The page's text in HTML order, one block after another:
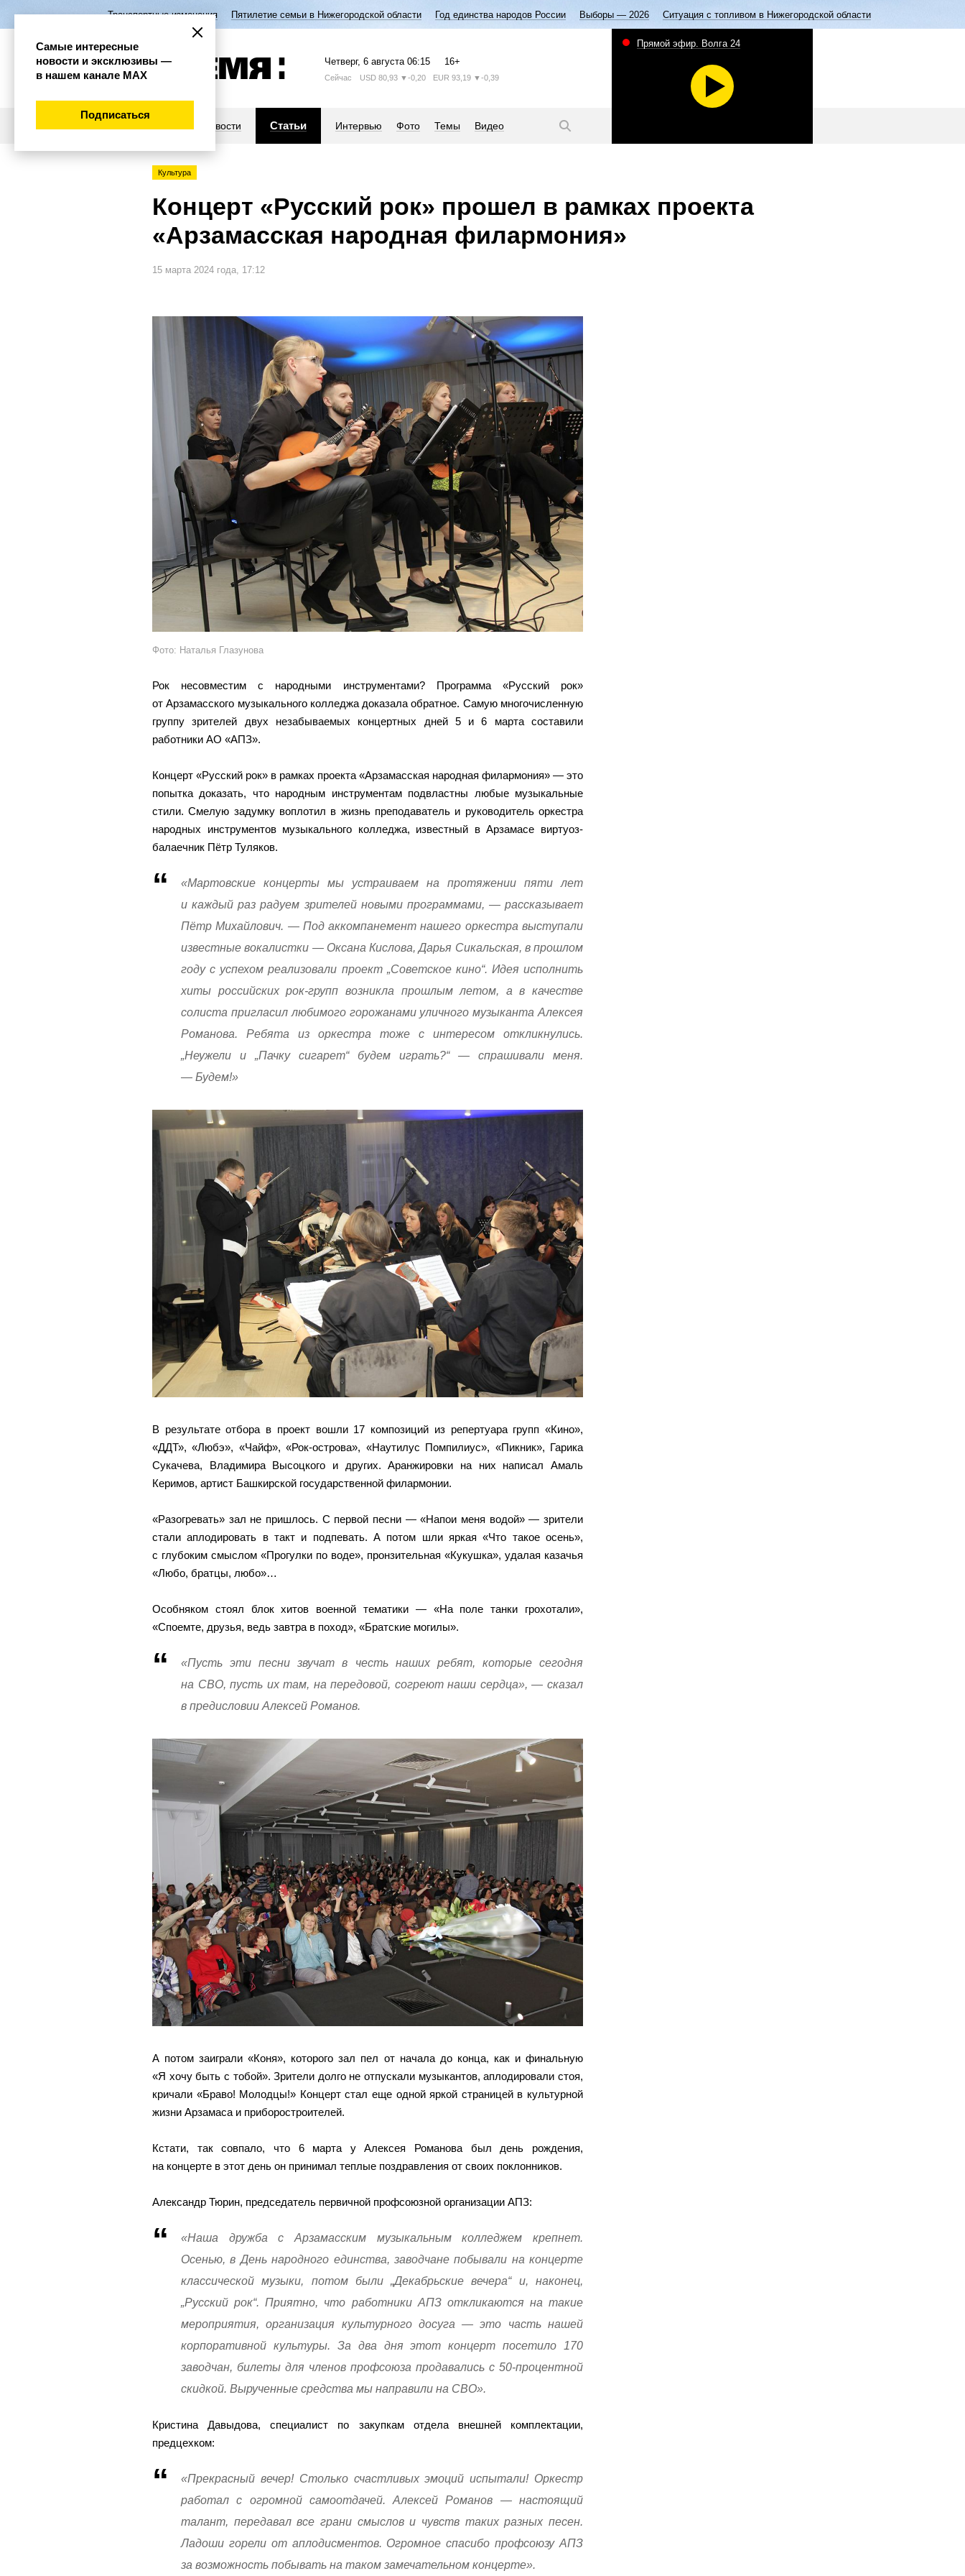
Транспортные изменения Пятилетие семьи в Нижегородской области Год единства народов России Выборы — 2026 Ситуация с топливом в Нижегородской области
Четверг, 6 августа 06:15 16+
Сейчас USD 80,93 ▼-0,20 EUR 93,19 ▼-0,39
Новости Статьи Интервью Фото Темы Видео
Прямой эфир. Волга 24
Культура
Концерт «Русский рок» прошел в рамках проекта
«Арзамасская народная филармония»
15 марта 2024 года, 17:12
Фото: Наталья Глазунова
Рок несовместим с народными инструментами? Программа «Русский рок»
от Арзамасского музыкального колледжа доказала обратное. Самую многочисленную
группу зрителей двух незабываемых концертных дней 5 и 6 марта составили
работники АО «АПЗ».
Концерт «Русский рок» в рамках проекта «Арзамасская народная филармония» — это
попытка доказать, что народным инструментам подвластны любые музыкальные
стили. Смелую задумку воплотил в жизнь преподаватель и руководитель оркестра
народных инструментов музыкального колледжа, известный в Арзамасе виртуоз-
балаечник Пётр Туляков.
«Мартовские концерты мы устраиваем на протяжении пяти лет
и каждый раз радуем зрителей новыми программами, — рассказывает
Пётр Михайлович. — Под аккомпанемент нашего оркестра выступали
известные вокалистки — Оксана Кислова, Дарья Сикальская, в прошлом
году с успехом реализовали проект „Советское кино“. Идея исполнить
хиты российских рок-групп возникла прошлым летом, а в качестве
солиста пригласил любимого горожанами уличного музыканта Алексея
Романова. Ребята из оркестра тоже с интересом откликнулись.
„Неужели и „Пачку сигарет“ будем играть?“ — спрашивали меня.
— Будем!»
В результате отбора в проект вошли 17 композиций из репертуара групп «Кино»,
«ДДТ», «Любэ», «Чайф», «Рок-острова», «Наутилус Помпилиус», «Пикник», Гарика
Сукачева, Владимира Высоцкого и других. Аранжировки на них написал Амаль
Керимов, артист Башкирской государственной филармонии.
«Разогревать» зал не пришлось. С первой песни — «Напои меня водой» — зрители
стали аплодировать в такт и подпевать. А потом шли яркая «Что такое осень»,
с глубоким смыслом «Прогулки по воде», пронзительная «Кукушка», удалая казачья
«Любо, братцы, любо»…
Особняком стоял блок хитов военной тематики — «На поле танки грохотали»,
«Споемте, друзья, ведь завтра в поход», «Братские могилы».
«Пусть эти песни звучат в честь наших ребят, которые сегодня
на СВО, пусть их там, на передовой, согреют наши сердца», — сказал
в предисловии Алексей Романов.
А потом заиграли «Коня», которого зал пел от начала до конца, как и финальную
«Я хочу быть с тобой». Зрители долго не отпускали музыкантов, аплодировали стоя,
кричали «Браво! Молодцы!» Концерт стал еще одной яркой страницей в культурной
жизни Арзамаса и приборостроителей.
Кстати, так совпало, что 6 марта у Алексея Романова был день рождения,
на концерте в этот день он принимал теплые поздравления от своих поклонников.
Александр Тюрин, председатель первичной профсоюзной организации АПЗ:
«Наша дружба с Арзамасским музыкальным колледжем крепнет.
Осенью, в День народного единства, заводчане побывали на концерте
классической музыки, потом были „Декабрьские вечера“ и, наконец,
„Русский рок“. Приятно, что работники АПЗ откликаются на такие
мероприятия, организация культурного досуга — это часть нашей
корпоративной культуры. За два дня этот концерт посетило 170
заводчан, билеты для членов профсоюза продавались с 50-процентной
скидкой. Вырученные средства мы направили на СВО».
Кристина Давыдова, специалист по закупкам отдела внешней комплектации,
предцехком:
«Прекрасный вечер! Столько счастливых эмоций испытали! Оркестр
работал с огромной самоотдачей. Алексей Романов — настоящий
талант, передавал все грани смыслов и чувств таких разных песен.
Ладоши горели от аплодисментов. Огромное спасибо профсоюзу АПЗ
за возможность побывать на таком замечательном концерте».
Самые интересные
новости и эксклюзивы —
в нашем канале МАХ
Подписаться